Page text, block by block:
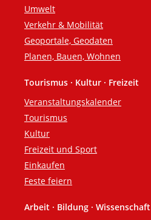
Umwelt
Verkehr & Mobilität
Geoportale, Geodaten
Planen, Bauen, Wohnen
Tourismus · Kultur · Freizeit
Veranstaltungskalender
Tourismus
Kultur
Freizeit und Sport
Einkaufen
Feste feiern
Arbeit · Bildung · Wissenschaft